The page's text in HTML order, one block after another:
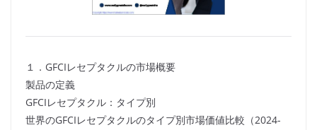
１．GFCIレセプタクルの市場概要
製品の定義
GFCIレセプタクル：タイプ別
世界のGFCIレセプタクルのタイプ別市場価値比較（2024-